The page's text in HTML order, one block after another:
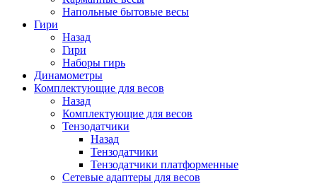
Напольные бытовые весы
Гири
Назад
Гири
Наборы гирь
Динамометры
Комплектующие для весов
Назад
Комплектующие для весов
Тензодатчики
Назад
Тензодатчики
Тензодатчики платформенные
Сетевые адаптеры для весов